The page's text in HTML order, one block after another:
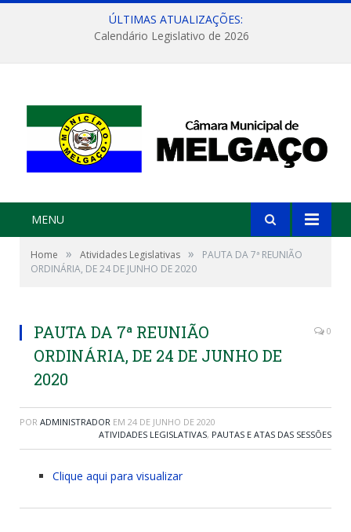
ÚLTIMAS ATUALIZAÇÕES:
Calendário Legislativo de 2026
MENU
Home » Atividades Legislativas »
PAUTA DA 7ª REUNIÃO
ORDINÁRIA, DE 24 DE JUNHO DE 2020
PAUTA DA 7ª REUNIÃO
ORDINÁRIA, DE 24 DE JUNHO DE
2020
0
POR ADMINISTRADOR EM 24 DE JUNHO DE 2020
ATIVIDADES LEGISLATIVAS, PAUTAS E ATAS DAS SESSÕES
Clique aqui para visualizar